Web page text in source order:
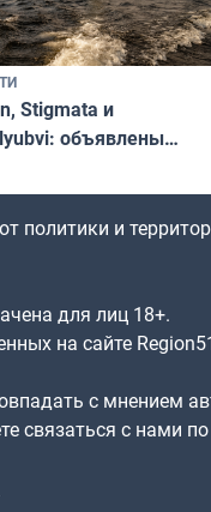
Stigmata и
объявлены
в 2026 года
политики и
для лиц 18+.
на сайте
с мнением
связаться с нами